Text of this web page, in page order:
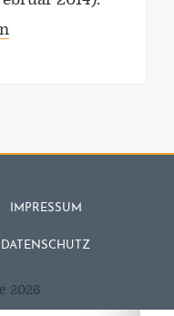
IMPRESSUM
DATENSCHUTZ
2026